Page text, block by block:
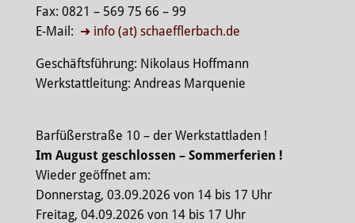
Fax: 0821 – 569 75 66 – 99
E-Mail:
➜ info (at) schaefflerbach.de
Geschäftsführung: Nikolaus Hoffmann
Werkstattleitung: Andreas Marquenie
Barfüßerstraße 10 – der Werkstattladen !
Im August geschlossen – Sommerferien !
Wieder geöffnet am:
Donnerstag, 03.09.2026 von 14 bis 17 Uhr
Freitag, 04.09.2026 von 14 bis 17 Uhr